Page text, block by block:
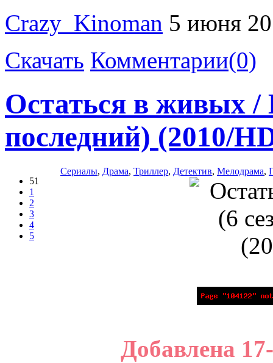
Crazy_Kinoman 5 июня
Скачать Комментарии(0)
Остаться в живых /
последний) (2010/
51
1
2
3
4
5
Сериалы, Драма, Триллер, Детектив, Мелодрама,
Добавлена